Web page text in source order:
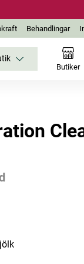
Behandlingar
Butiker